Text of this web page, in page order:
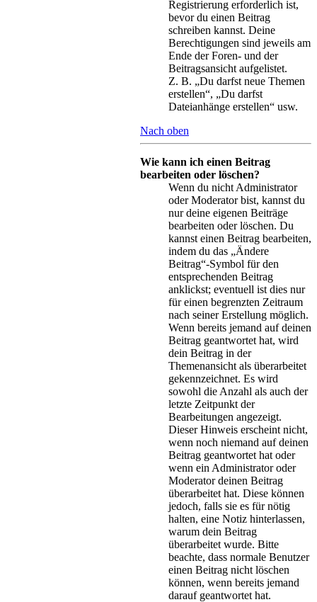
Registrierung erforderlich ist,
bevor du einen Beitrag
schreiben kannst. Deine
Berechtigungen sind jeweils am
Ende der Foren- und der
Beitragsansicht aufgelistet.
Z. B. „Du darfst neue Themen
erstellen“, „Du darfst
Dateianhänge erstellen“ usw.
Nach oben
Wie kann ich einen Beitrag
bearbeiten oder löschen?
Wenn du nicht Administrator
oder Moderator bist, kannst du
nur deine eigenen Beiträge
bearbeiten oder löschen. Du
kannst einen Beitrag bearbeiten,
indem du das „Ändere
Beitrag“-Symbol für den
entsprechenden Beitrag
anklickst; eventuell ist dies nur
für einen begrenzten Zeitraum
nach seiner Erstellung möglich.
Wenn bereits jemand auf deinen
Beitrag geantwortet hat, wird
dein Beitrag in der
Themenansicht als überarbeitet
gekennzeichnet. Es wird
sowohl die Anzahl als auch der
letzte Zeitpunkt der
Bearbeitungen angezeigt.
Dieser Hinweis erscheint nicht,
wenn noch niemand auf deinen
Beitrag geantwortet hat oder
wenn ein Administrator oder
Moderator deinen Beitrag
überarbeitet hat. Diese können
jedoch, falls sie es für nötig
halten, eine Notiz hinterlassen,
warum dein Beitrag
überarbeitet wurde. Bitte
beachte, dass normale Benutzer
einen Beitrag nicht löschen
können, wenn bereits jemand
darauf geantwortet hat.